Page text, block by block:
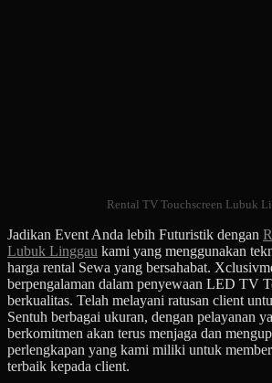
Rental TV Touchscreen Lubuk
Jadikan Event Anda lebih Futuristik dengan
Lubuk Linggau kami yang menggunakan
harga rental Sewa yang bersahabat.
berpengalaman dalam penyewaan LED TV
berkualitas. Telah melayani ratusan client
Sentuh berbagai ukuran, dengan pelayanan
berkomitmen akan terus menjaga dan
perlengkapan yang kami miliki untuk
terbaik kepada client.